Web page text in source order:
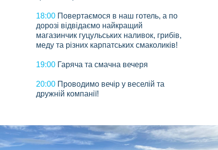
18:00 Повертаємося в наш готель, а по
дорозі відвідаємо найкращий
магазинчик гуцульських наливок, грибів,
меду та різних карпатських смаколиків!
19:00 Гаряча та смачна вечеря
20:00 Проводимо вечір у веселій та
дружній компанії!